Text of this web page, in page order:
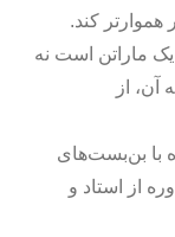
کند.
یک ماراتن است نه
آن، از
با بن‌بست‌های
از استاد و